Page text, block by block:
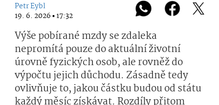
Petr Eybl
19. 6. 2026 ▪ 17:32
Výše pobírané mzdy se zdaleka
nepromítá pouze do aktuální životní
úrovně fyzických osob, ale rovněž do
výpočtu jejich důchodu. Zásadně tedy
ovlivňuje to, jakou částku budou od státu